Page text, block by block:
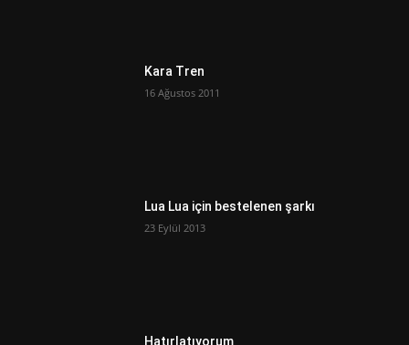
Kara Tren
16 Ağustos 2011
Lua Lua için bestelenen şarkı
23 Eylül 2013
Hatırlatıyorum